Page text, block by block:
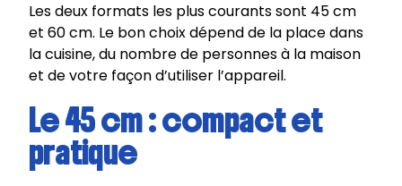
Les deux formats les plus courants sont 45 cm
et 60 cm. Le bon choix dépend de la place dans
la cuisine, du nombre de personnes à la maison
et de votre façon d’utiliser l’appareil.
Le 45 cm : compact et
pratique